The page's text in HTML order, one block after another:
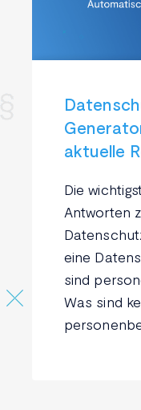
aktuelle
Die
Antworten
eine
sind
Was sind